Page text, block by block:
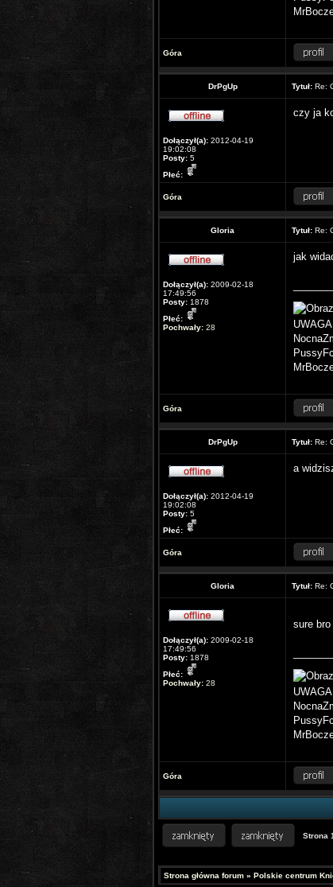
Góra
DrPgUp Tytuł: Re:
Dołączył(a): 2012-04-19
19:02:08
Posty: 5
Płeć:
czy ja
Góra
Gloria Tytuł: Re:
Dołączył(a): 2009-02-18
17:49:56
Posty: 1878
Płeć:
Pochwały: 28
jak
Góra
DrPgUp Tytuł: Re:
Dołączył(a): 2012-04-19
19:02:08
Posty: 5
Płeć:
a
Góra
Gloria Tytuł: Re:
Dołączył(a): 2009-02-18
17:49:56
Posty: 1878
Płeć:
Pochwały: 28
sure bro
Góra
Strona 1
Strona główna forum » Polskie centrum